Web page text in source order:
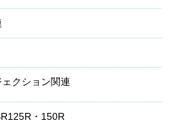
クション関連
・150R